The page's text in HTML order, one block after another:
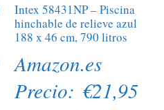
Intex 58431NP – Piscina
hinchable de relieve azul
188 x 46 cm, 790 litros
Amazon.es
Precio: €21,95